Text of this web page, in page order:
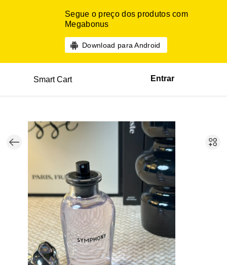
Segue o preço dos produtos com
Megabonus
Download para Android
Smart Cart Entrar